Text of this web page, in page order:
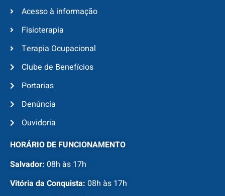
Acesso à informação
Fisioterapia
Terapia Ocupacional
Clube de Benefícios
Portarias
Denúncia
Ouvidoria
HORÁRIO DE FUNCIONAMENTO
Salvador: 08h às 17h
Vitória da Conquista: 08h às 17h